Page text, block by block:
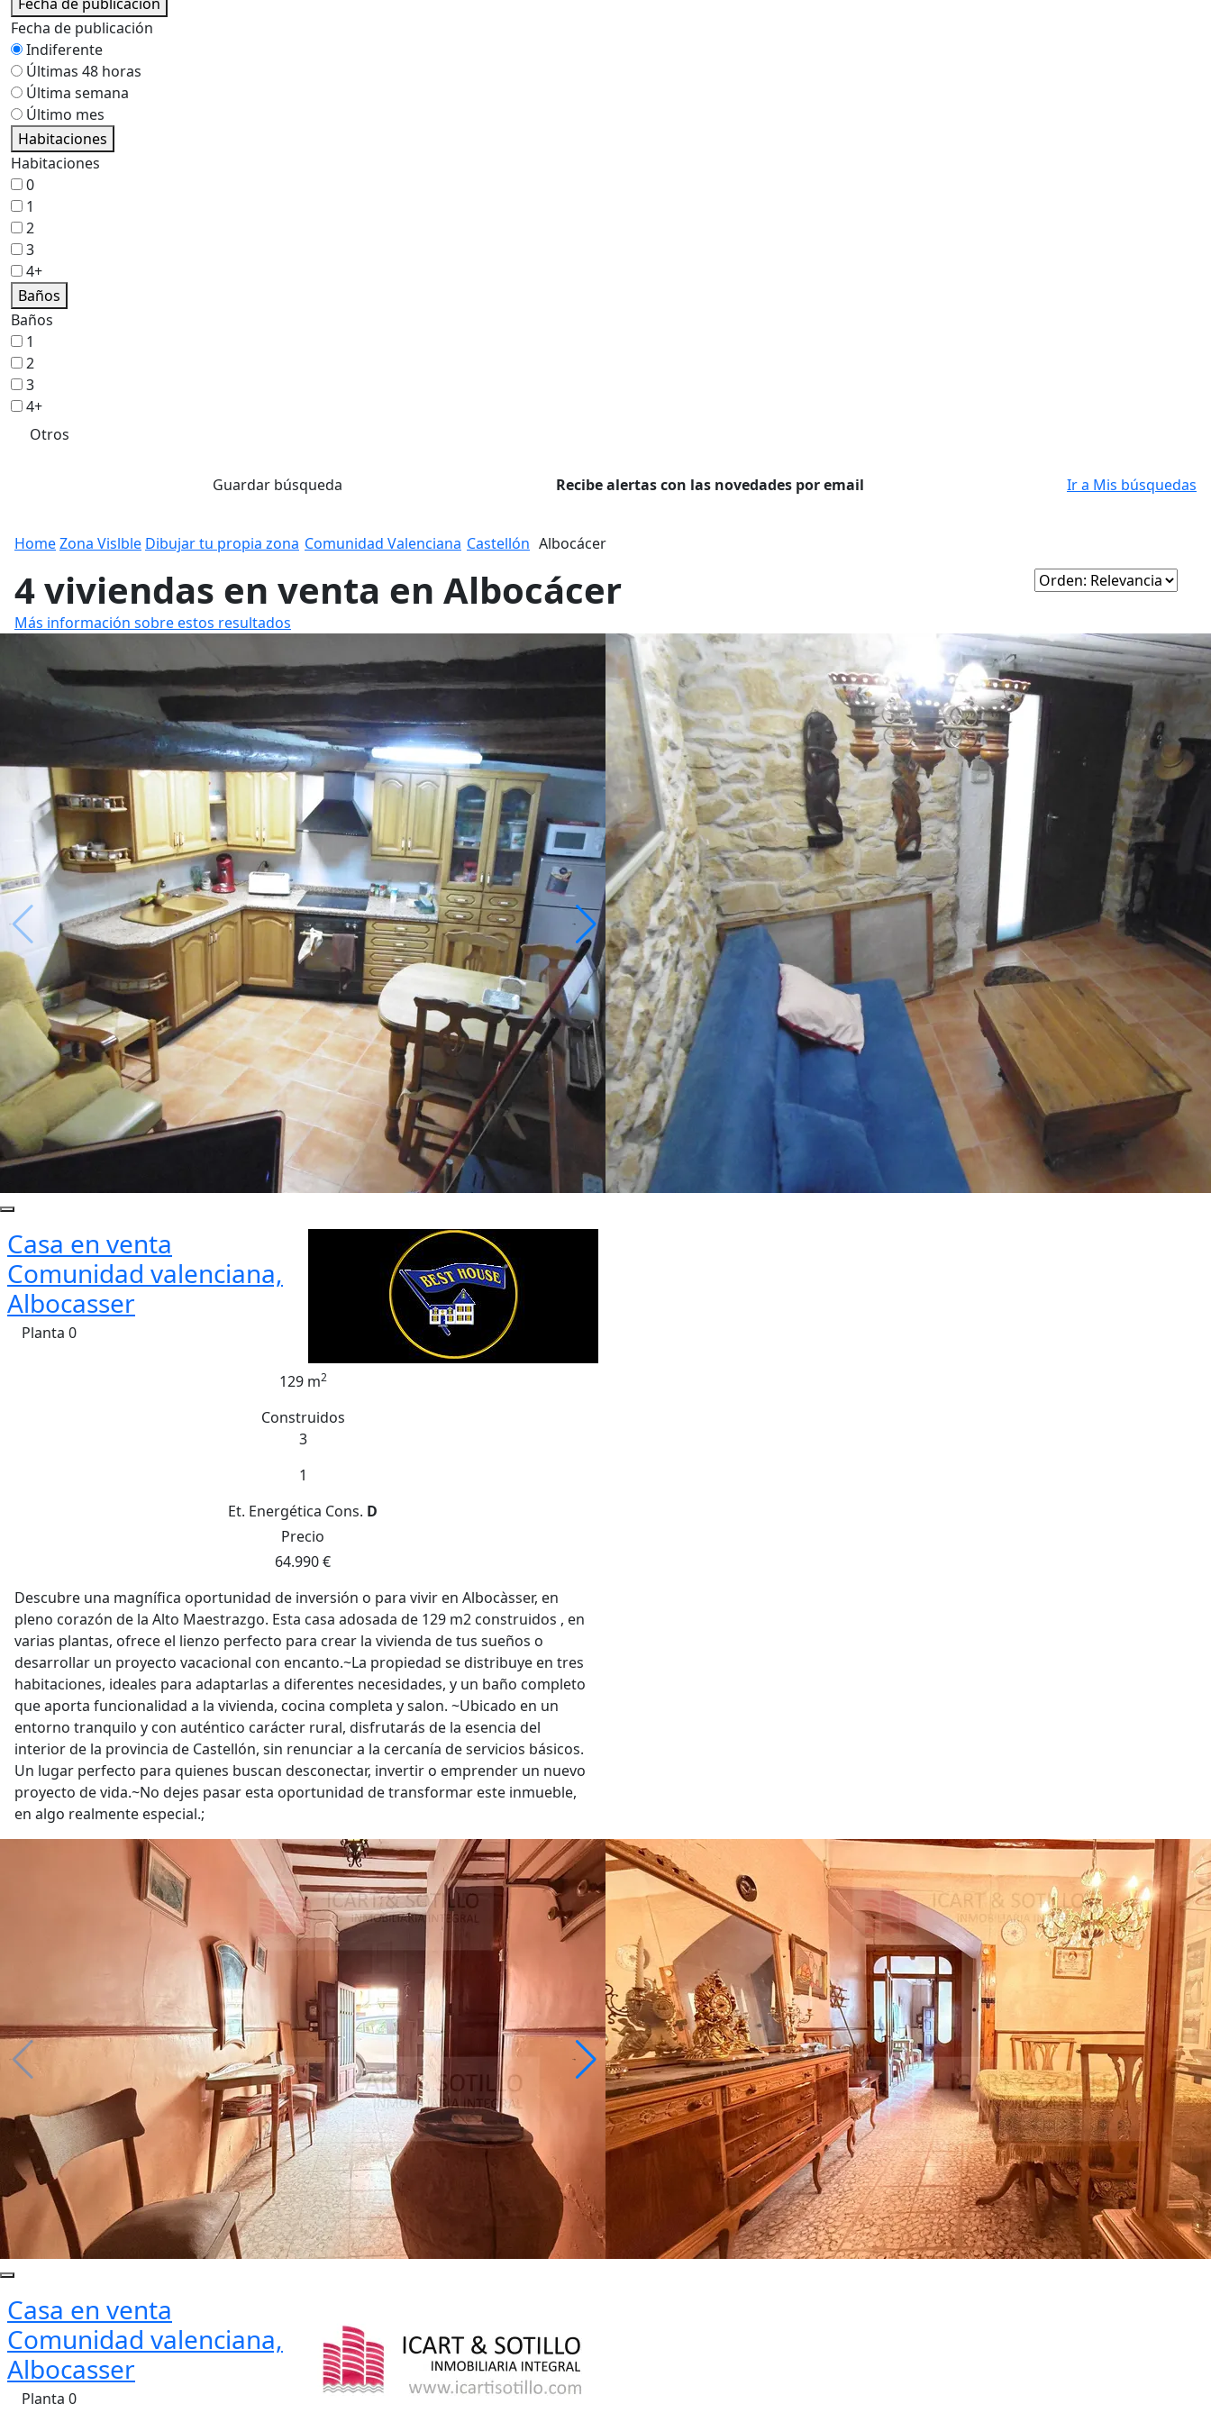
Fecha de publicación
Indiferente
Últimas 48 horas
Última semana
Último mes
Habitaciones
Habitaciones
0
1
2
3
4+
Baños
Baños
1
2
3
4+
Otros
Guardar búsqueda Recibe alertas con las novedades por email Ir a Mis búsquedas
HomeZona Vislble Dibujar tu propia zona Comunidad Valenciana Castellón Albocácer
4 viviendas en venta en Albocácer
Más información sobre estos resultados
Casa en venta
Comunidad valenciana,
Albocasser
Planta 0
129 m2
Construidos
3
1
Et. Energética Cons. D
Precio
64.990 €
Descubre una magnífica oportunidad de inversión o para vivir en Albocàsser, en
pleno corazón de la Alto Maestrazgo. Esta casa adosada de 129 m2 construidos , en
varias plantas, ofrece el lienzo perfecto para crear la vivienda de tus sueños o
desarrollar un proyecto vacacional con encanto.~La propiedad se distribuye en tres
habitaciones, ideales para adaptarlas a diferentes necesidades, y un baño completo
que aporta funcionalidad a la vivienda, cocina completa y salon. ~Ubicado en un
entorno tranquilo y con auténtico carácter rural, disfrutarás de la esencia del
interior de la provincia de Castellón, sin renunciar a la cercanía de servicios básicos.
Un lugar perfecto para quienes buscan desconectar, invertir o emprender un nuevo
proyecto de vida.~No dejes pasar esta oportunidad de transformar este inmueble,
en algo realmente especial.;
Casa en venta
Comunidad valenciana,
Albocasser
Planta 0